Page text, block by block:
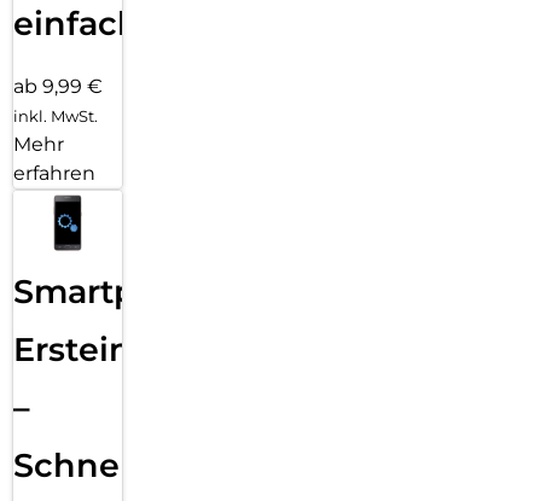
einfach
ab 9,99 €
inkl. MwSt.
Mehr
erfahren
Smartphone
Ersteinrichtung
–
Schnelle